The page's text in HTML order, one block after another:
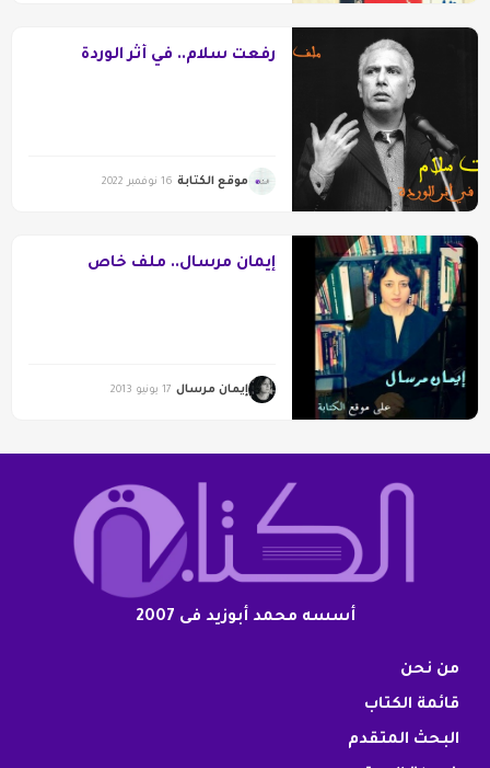
رفعت سلام.. في أثر الوردة
موقع الكتابة 16 نوفمبر 2022
إيمان مرسال.. ملف خاص
إيمان مرسال 17 يونيو 2013
أسسه محمد أبوزيد فى 2007
من نحن
قائمة الكتاب
البحث المتقدم